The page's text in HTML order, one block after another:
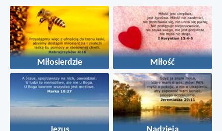
Miłosierdzie Miłość